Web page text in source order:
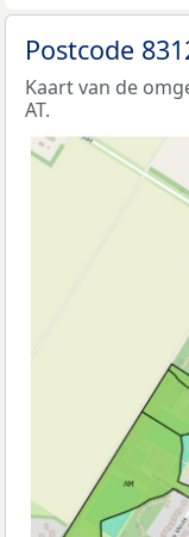
Postcode
Kaart van de
AT.